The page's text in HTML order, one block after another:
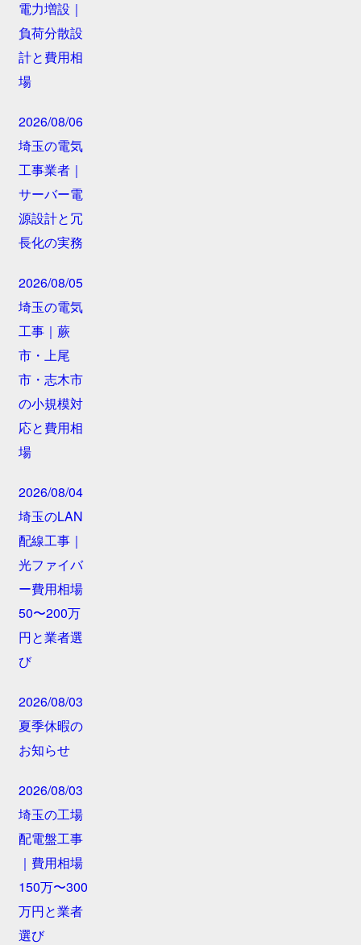
電力増設｜
負荷分散設
計と費用相
場
2026/08/06
埼玉の電気
工事業者｜
サーバー電
源設計と冗
長化の実務
2026/08/05
埼玉の電気
工事｜蕨
市・上尾
市・志木市
の小規模対
応と費用相
場
2026/08/04
埼玉のLAN
配線工事｜
光ファイバ
ー費用相場
50〜200万
円と業者選
び
2026/08/03
夏季休暇の
お知らせ
2026/08/03
埼玉の工場
配電盤工事
｜費用相場
150万〜300
万円と業者
選び